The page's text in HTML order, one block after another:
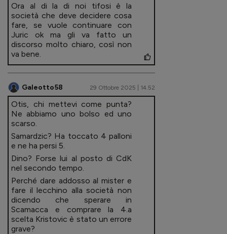
Ora al di la di noi tifosi è la
società che deve decidere cosa
fare, se vuole continuare con
Juric ok ma gli va fatto un
discorso molto chiaro, così non
va bene.
Galeotto58 29 Ottobre 2025 | 14.52
Otis, chi mettevi come punta?
Ne abbiamo uno bolso ed uno
scarso.
Samardzic? Ha toccato 4 palloni
e ne ha persi 5.
Dino? Forse lui al posto di CdK
nel secondo tempo.
Perché dare addosso al mister e
fare il lecchino alla società non
dicendo che sperare in
Scamacca e comprare la 4.a
scelta Kristovic è stato un errore
grave?